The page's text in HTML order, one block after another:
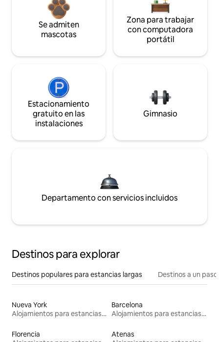
Se admiten
mascotas
Zona para trabajar
con computadora
portátil
Estacionamiento
gratuito en las
instalaciones
Gimnasio
Departamento con servicios incluidos
Destinos para explorar
Destinos populares para estancias largas Destinos a un
Nueva York
Alojamientos para estancias largas
Barcelona
Alojamientos para estancias largas
Florencia
Atenas